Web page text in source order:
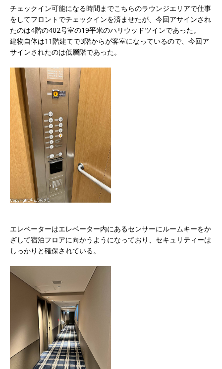
チェックイン可能になる時間までこちらのラウンジエリアで仕事
をしてフロントでチェックインを済ませたが、今回アサインされ
たのは4階の402号室の19平米のハリウッドツインであった。
建物自体は11階建てで3階からが客室になっているので、今回ア
サインされたのは低層階であった。
エレベーターはエレベーター内にあるセンサーにルームキーをか
ざして宿泊フロアに向かうようになっており、セキュリティーは
しっかりと確保されている。